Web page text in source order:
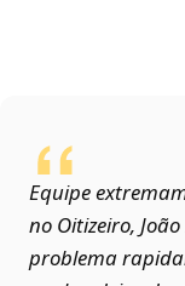
Equipe
no Oitizeiro,
problema